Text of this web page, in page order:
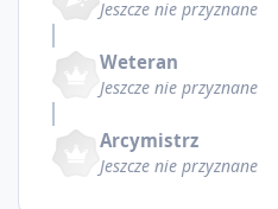
Jeszcze nie przyznane
Weteran
Jeszcze nie przyznane
Arcymistrz
Jeszcze nie przyznane